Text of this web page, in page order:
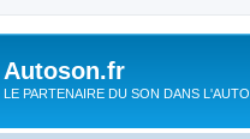
Autoson.fr
LE PARTENAIRE DU SON DANS L'AUTO